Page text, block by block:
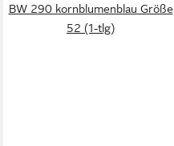
BW 290 kornblumenblau Größe
52 (1-tlg)